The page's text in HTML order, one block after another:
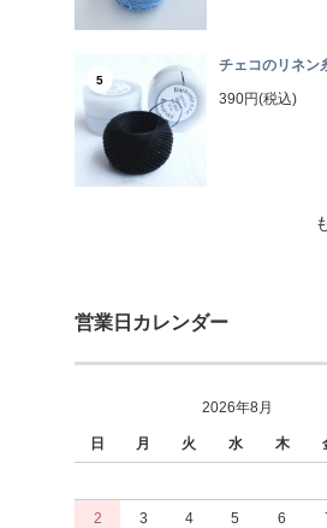
5
チェコのリネ
390円(税込)
営業日カレンダー
2026年8月
日 月 火 水 木
2 3 4 5 6